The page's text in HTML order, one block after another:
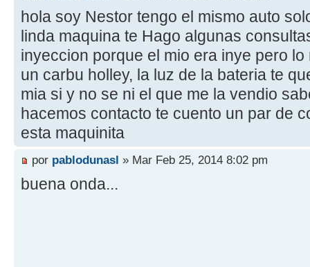
hola soy Nestor tengo el mismo auto
linda maquina te Hago algunas
inyeccion porque el mio era inye pero
un carbu holley, la luz de la bateria te
mia si y no se ni el que me la vendio
hacemos contacto te cuento un par de
esta maquinita
por pablodunasl » Mar Feb 25, 2014 8:02 pm
buena onda...